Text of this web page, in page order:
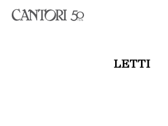
LETTI